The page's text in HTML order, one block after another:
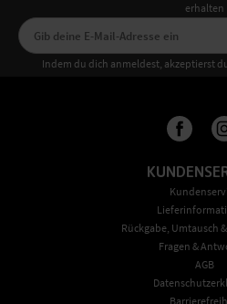
erhalten
Indem du dich anmeldest, akzeptierst
Rückgabe, Umtausch
Fragen &
AGB